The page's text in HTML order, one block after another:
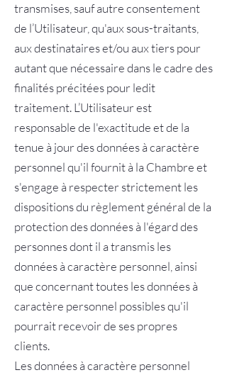
transmises, sauf autre consentement
de l’Utilisateur, qu'aux sous-traitants,
aux destinataires et/ou aux tiers pour
autant que nécessaire dans le cadre des
finalités précitées pour ledit
traitement. L’Utilisateur est
responsable de l'exactitude et de la
tenue à jour des données à caractère
personnel qu'il fournit à la Chambre et
s'engage à respecter strictement les
dispositions du règlement général de la
protection des données à l'égard des
personnes dont il a transmis les
données à caractère personnel, ainsi
que concernant toutes les données à
caractère personnel possibles qu'il
pourrait recevoir de ses propres
clients.
Les données à caractère personnel